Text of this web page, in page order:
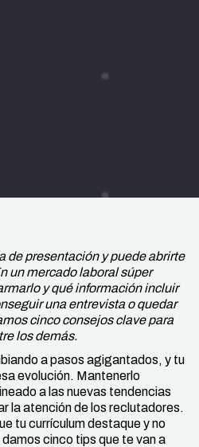
de presentación y puede abrirte
un mercado laboral súper
y qué información incluir
una entrevista o quedar
cinco consejos clave para
los demás.
a pasos agigantados, y tu
evolución. Mantenerlo
a las nuevas tendencias
la atención de los reclutadores.
tu currículum destaque y no
cinco tips que te van a